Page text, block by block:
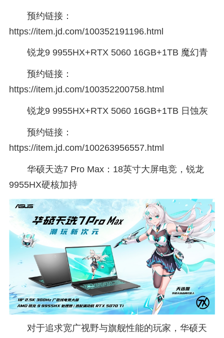
预约链接：
https://item.jd.com/100352191196.html
锐龙9 9955HX+RTX 5060 16GB+1TB 魔幻青
预约链接：
https://item.jd.com/100352200758.html
锐龙9 9955HX+RTX 5060 16GB+1TB 日蚀灰
预约链接：
https://item.jd.com/100263956557.html
华硕天选7 Pro Max：18英寸大屏电竞，锐龙
9955HX硬核加持
对于追求宽广视野与旗舰性能的玩家，华硕天